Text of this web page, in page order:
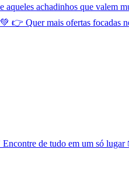
achadinhos que valem
👉 Quer mais ofertas
de tudo em um só